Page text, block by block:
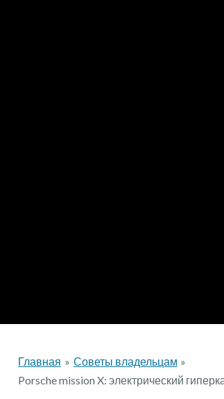
Главная
Советы владельцам
Porsche mission X: электрический